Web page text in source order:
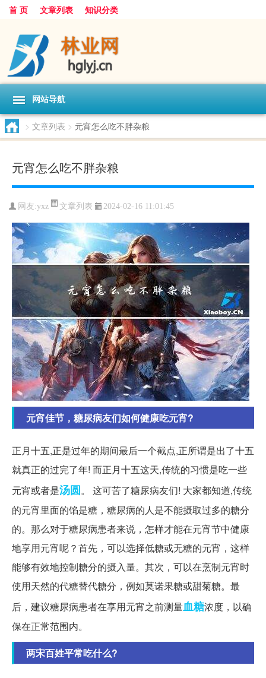
首 页 文章列表 知识分类
网站导航
> 文章列表 > 元宵怎么吃不胖杂粮
元宵怎么吃不胖杂粮
网友:yxz 文章列表 2024-02-16 11:01:45
元宵佳节，糖尿病友们如何健康吃元宵?
正月十五,正是过年的期间最后一个截点,正所谓是出了十五
就真正的过完了年! 而正月十五这天,传统的习惯是吃一些
元宵或者是汤圆。 这可苦了糖尿病友们! 大家都知道,传统
的元宵里面的馅是糖，糖尿病的人是不能摄取过多的糖分
的。那么对于糖尿病患者来说，怎样才能在元宵节中健康
地享用元宵呢？首先，可以选择低糖或无糖的元宵，这样
能够有效地控制糖分的摄入量。其次，可以在烹制元宵时
使用天然的代糖替代糖分，例如莫诺果糖或甜菊糖。最
后，建议糖尿病患者在享用元宵之前测量血糖浓度，以确
保在正常范围内。
两宋百姓平常吃什么?